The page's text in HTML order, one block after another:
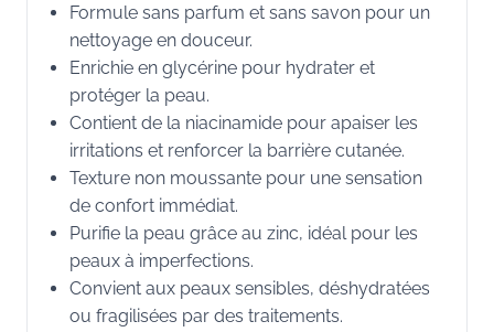
Formule sans parfum et sans savon pour un
nettoyage en douceur.
Enrichie en glycérine pour hydrater et
protéger la peau.
Contient de la niacinamide pour apaiser les
irritations et renforcer la barrière cutanée.
Texture non moussante pour une sensation
de confort immédiat.
Purifie la peau grâce au zinc, idéal pour les
peaux à imperfections.
Convient aux peaux sensibles, déshydratées
ou fragilisées par des traitements.